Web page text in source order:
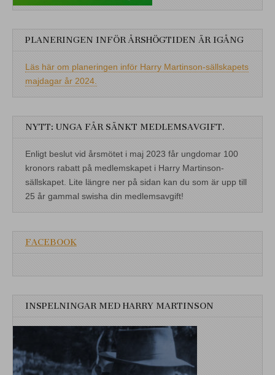
PLANERINGEN INFÖR ÅRSHÖGTIDEN ÄR IGÅNG
Läs här om planeringen inför Harry Martinson-sällskapets
majdagar år 2024.
NYTT: UNGA FÅR SÄNKT MEDLEMSAVGIFT.
Enligt beslut vid årsmötet i maj 2023 får ungdomar 100
kronors rabatt på medlemskapet i Harry Martinson-
sällskapet. Lite längre ner på sidan kan du som är upp till
25 år gammal swisha din medlemsavgift!
FACEBOOK
INSPELNINGAR MED HARRY MARTINSON